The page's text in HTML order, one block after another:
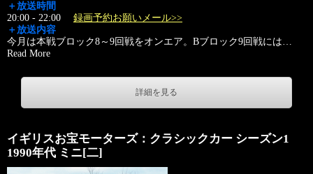
＋放送時間
20:00 - 22:00 録画予約お願いメール>>
＋放送内容
今月は本戦ブロック8～9回戦をオンエア。Bブロック9回戦には…
Read More
詳細を見る
イギリスお宝モーターズ：クラシックカー シーズン1
1990年代 ミニ[二]